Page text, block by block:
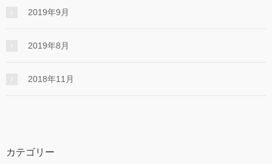
2019年9月
2019年8月
2018年11月
カテゴリー